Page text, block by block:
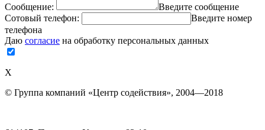
Сообщение:
Введите сообщение
Сотовый телефон:
Введите номер
телефона
Даю согласие на обработку персональных данных
Х
© Группа компаний «Центр содействия», 2004—2018